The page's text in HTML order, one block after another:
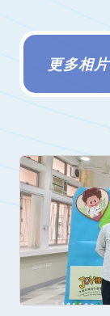
更多相片